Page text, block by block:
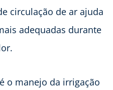
circulação de ar ajuda
adequadas durante
o manejo da irrigação